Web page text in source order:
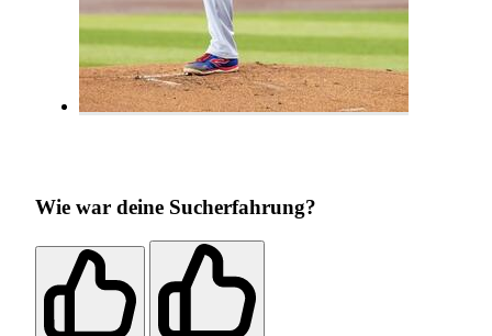
Wie war deine Sucherfahrung?